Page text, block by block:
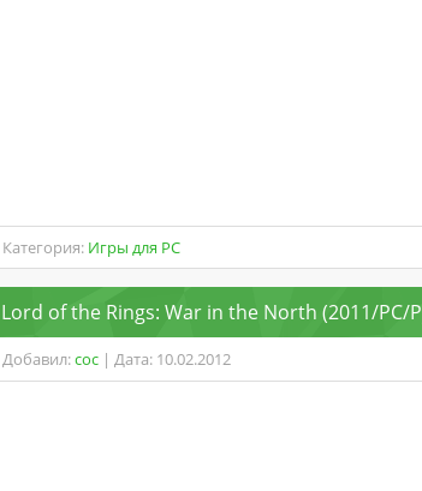
Категория: Игры для PC
Lord of the Rings: War in the North (2011/PC/
Добавил:coc | Дата: 10.02.2012